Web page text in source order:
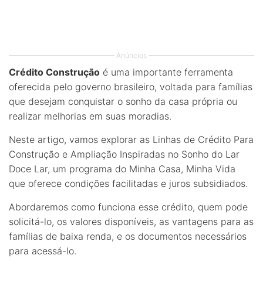
Anúncios
Crédito Construção é uma importante ferramenta
oferecida pelo governo brasileiro, voltada para famílias
que desejam conquistar o sonho da casa própria ou
realizar melhorias em suas moradias.
Neste artigo, vamos explorar as Linhas de Crédito Para
Construção e Ampliação Inspiradas no Sonho do Lar
Doce Lar, um programa do Minha Casa, Minha Vida
que oferece condições facilitadas e juros subsidiados.
Abordaremos como funciona esse crédito, quem pode
solicitá-lo, os valores disponíveis, as vantagens para as
famílias de baixa renda, e os documentos necessários
para acessá-lo.